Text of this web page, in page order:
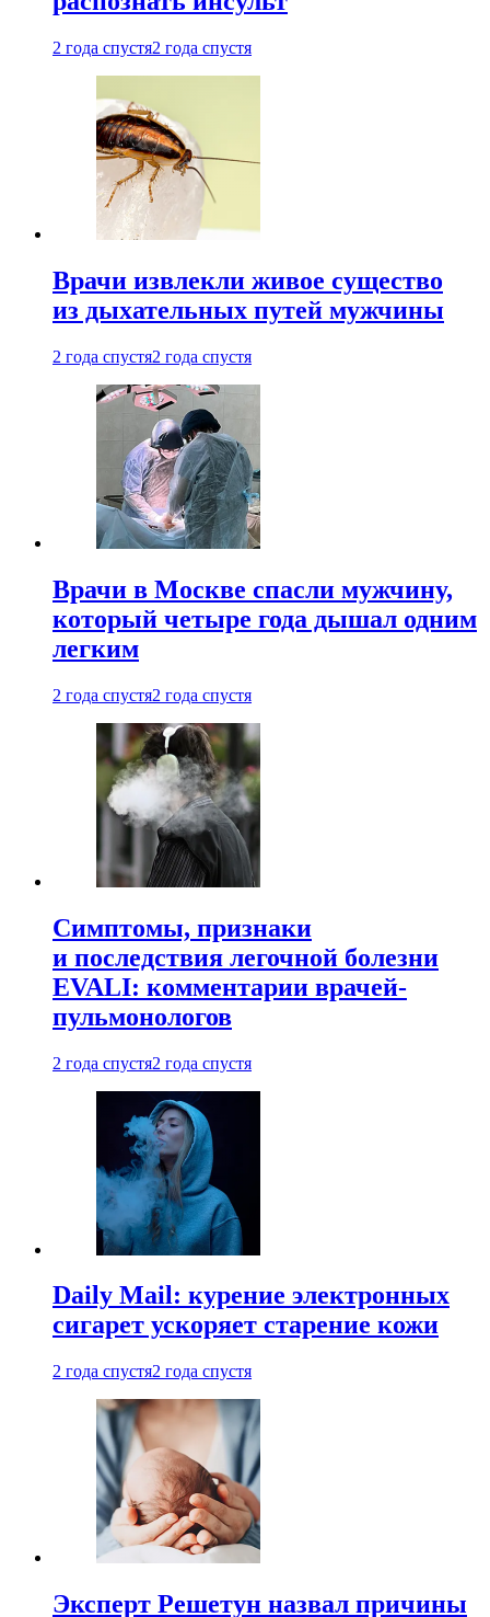
2 года спустя2 года спустя
Врачи извлекли живое существо
из дыхательных путей мужчины
2 года спустя2 года спустя
Врачи в Москве спасли мужчину,
который четыре года дышал одним
легким
2 года спустя2 года спустя
Симптомы, признаки
и последствия легочной болезни
EVALI: комментарии врачей-
пульмонологов
2 года спустя2 года спустя
Daily Mail: курение электронных
сигарет ускоряет старение кожи
2 года спустя2 года спустя
Эксперт Решетун назвал причины